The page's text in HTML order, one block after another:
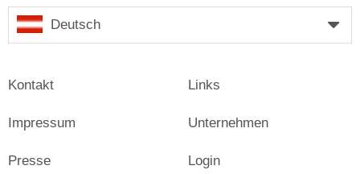
Deutsch
Kontakt
Impressum
Presse
Links
Unternehmen
Login